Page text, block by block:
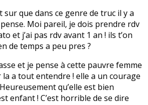
sur que dans ce genre de truc il y a
Moi pareil, je dois prendre rdv
et j’ai pas rdv avant 1 an ! ils t’on
de temps a peu pres ?
et je pense à cette pauvre femme
a tout entendre ! elle a un courage
qu’elle est bien
enfant ! C’est horrible de se dire